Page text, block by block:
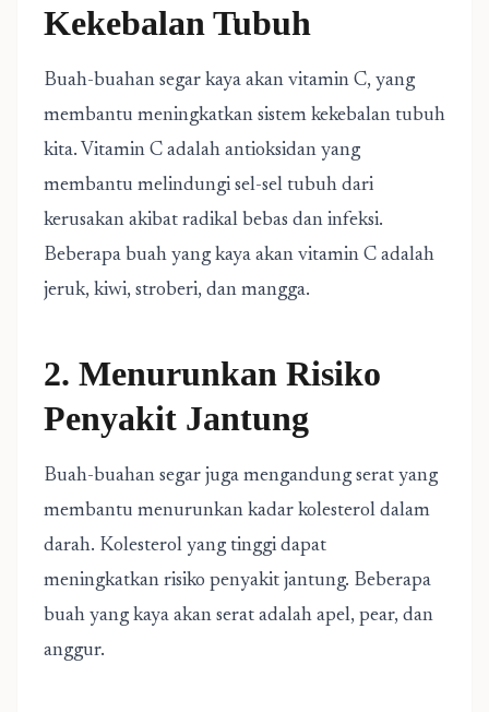
Kekebalan Tubuh
Buah-buahan segar kaya akan vitamin C, yang
membantu meningkatkan sistem kekebalan tubuh
kita. Vitamin C adalah antioksidan yang
membantu melindungi sel-sel tubuh dari
kerusakan akibat radikal bebas dan infeksi.
Beberapa buah yang kaya akan vitamin C adalah
jeruk, kiwi, stroberi, dan mangga.
2. Menurunkan Risiko
Penyakit Jantung
Buah-buahan segar juga mengandung serat yang
membantu menurunkan kadar kolesterol dalam
darah. Kolesterol yang tinggi dapat
meningkatkan risiko penyakit jantung. Beberapa
buah yang kaya akan serat adalah apel, pear, dan
anggur.